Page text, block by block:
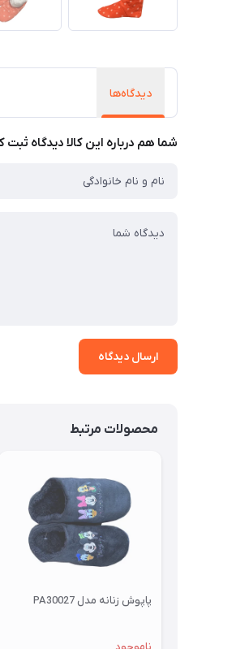
دیدگاه‌ها
شما هم درباره این کالا دیدگاه ثبت
ارسال دیدگاه
محصولات مرتبط
پاپوش زنانه مدل PA30027